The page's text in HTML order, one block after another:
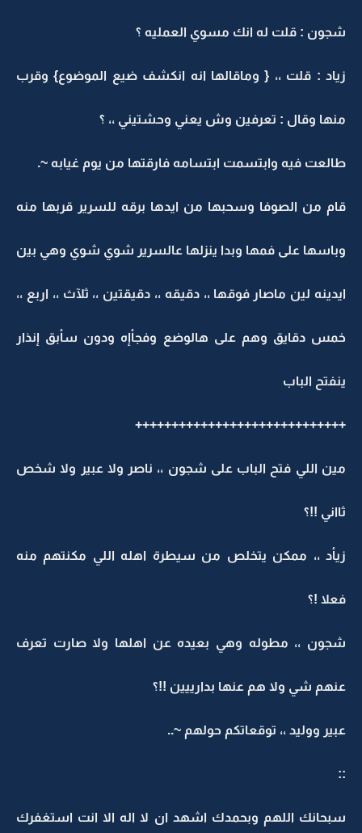
شجون : قلت له انك مسوي العمليه ؟
زياد : قلت ،، { وماقالها انه انكشف ضيع الموضوع} وقرب
منها وقال : تعرفين وش يعني وحشتيني ،، ؟
طالعت فيه وابتسمت ابتسامه فارقتها من يوم غيابه ~.
قام من الصوفا وسحبها من ايدها برقه للسرير قربها منه
وباسها على فمها وبدا ينزلها عالسرير شوي شوي وهي بين
ايدينه لين ماصار فوقها ،، دقيقه ،، دقيقتين ،، ثلآث ،، اربع ،،
خمس دقايق وهم على هالوضع وفجأإه ودون سأبق إنذار
ينفتح الباب
+++++++++++++++++++++++++++++
مين اللي فتح الباب على شجون ،، ناصر ولا عبير ولا شخص
ثااني !!؟
زيأد ،، ممكن يتخلص من سيطرة اهله اللي مكنتهم منه
فعلا !؟
شجون ،، مطوله وهي بعيده عن اهلها ولا صارت تعرف
عنهم شي ولا هم عنها بدارييين !!؟
عبير ووليد ،، توقعاتكم حولهم ~..
::
سبحانك اللهم وبحمدك اشهد ان لا اله الا انت استغفرك